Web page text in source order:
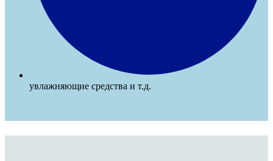
увлажняющие средства и т.д.